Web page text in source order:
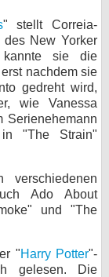
" stellt Correia-
New Yorker
kannte sie die
nachdem sie
gedreht wird,
wie Vanessa
Serienehemann
"The Strain"
verschiedenen
Ado About
und "The
"Harry Potter"-
gelesen. Die